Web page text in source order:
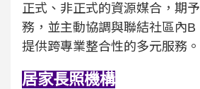
正式、非正式的資源媒合，期
務，並主動協調與聯結社區內B
提供跨專業整合性的多元服務。
居家長照機構